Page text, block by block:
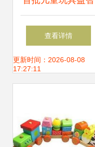
等级证书颁发 行业
迈向高质量发展新
查看详情
更新时间：2026-08-08
17:27:11